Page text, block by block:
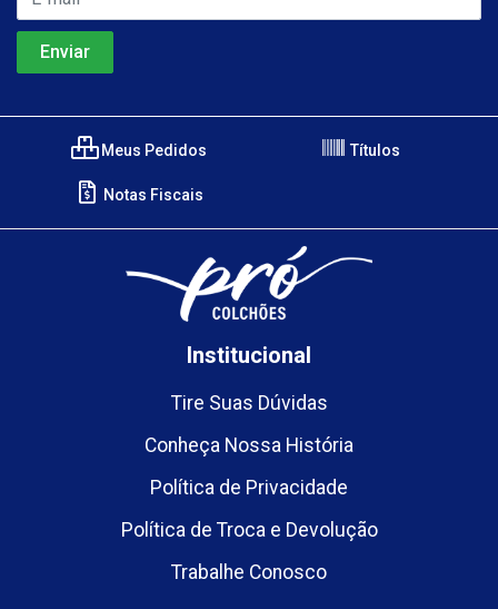
Meus Pedidos Títulos
Notas Fiscais
Institucional
Tire Suas Dúvidas
Conheça Nossa História
Política de Privacidade
Política de Troca e Devolução
Trabalhe Conosco